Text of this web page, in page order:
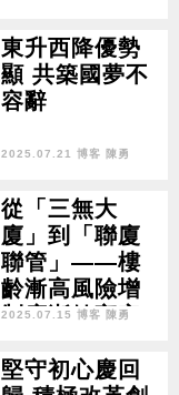
東升西降優勢
顯 共築國夢不
容辭
2025.07.21 博客 陳勇
從「三無大
廈」到「聯廈
聯管」——樓
齡漸高風險增
制度漸健守安
2025.07.15 博客 陳勇
堅守初心慶回